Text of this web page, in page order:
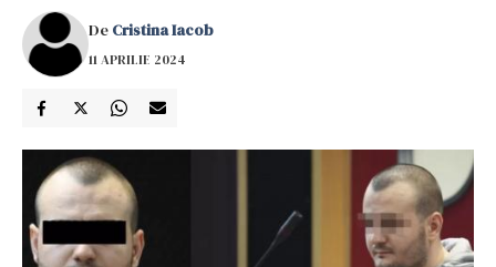
De Cristina Iacob
11 APRILIE 2024